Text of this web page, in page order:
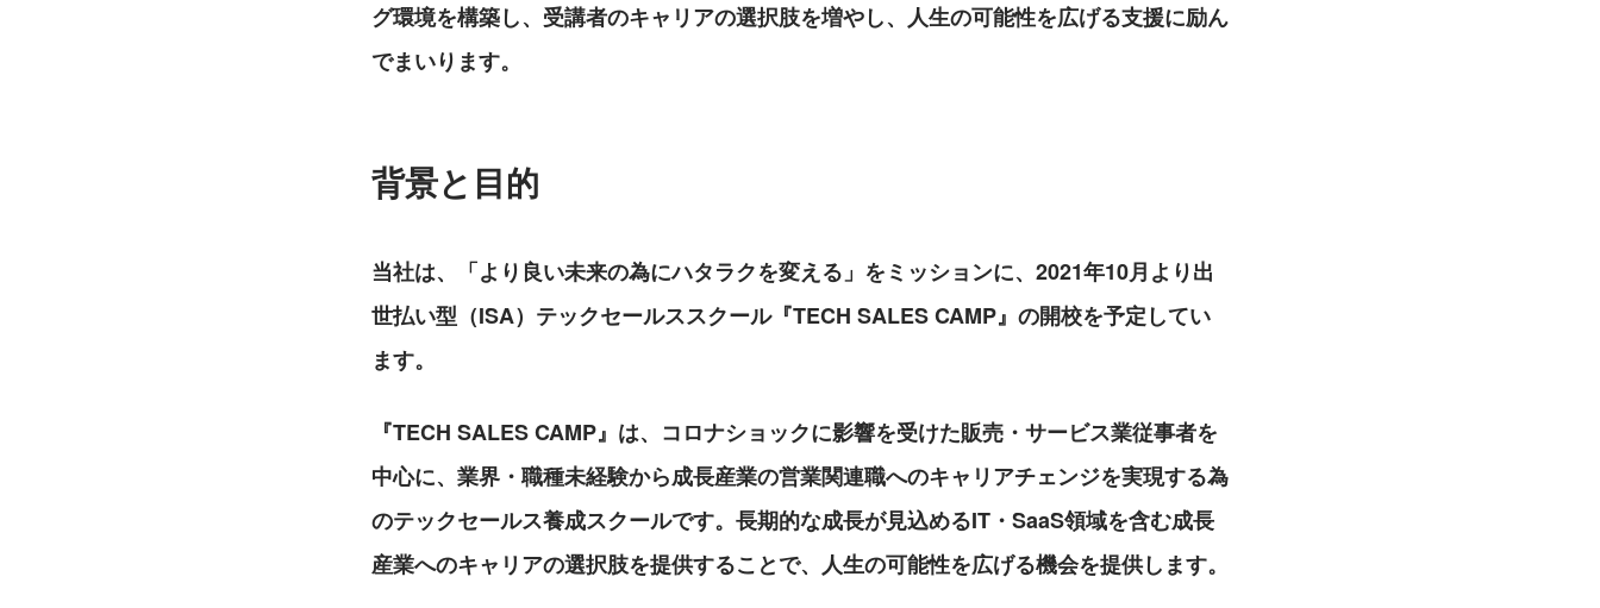
グ環境を構築し、受講者のキャリアの選択肢を増やし、人生の可能性を広げる支援に励ん
でまいります。
背景と目的
当社は、「より良い未来の為にハタラクを変える」をミッションに、2021年10月より出
世払い型（ISA）テックセールススクール『TECH SALES CAMP』の開校を予定してい
ます。
『TECH SALES CAMP』は、コロナショックに影響を受けた販売・サービス業従事者を
中心に、業界・職種未経験から成長産業の営業関連職へのキャリアチェンジを実現する為
のテックセールス養成スクールです。長期的な成長が見込めるIT・SaaS領域を含む成長
産業へのキャリアの選択肢を提供することで、人生の可能性を広げる機会を提供します。